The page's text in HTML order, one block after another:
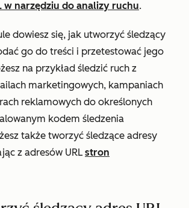
w narzędziu do analizy ruchu.
dowiesz się, jak utworzyć śledzący
go do treści i przetestować jego
na przykład śledzić ruch z
marketingowych, kampaniach
reklamowych do określonych
kodem śledzenia
także tworzyć śledzące adresy
z adresów URL stron